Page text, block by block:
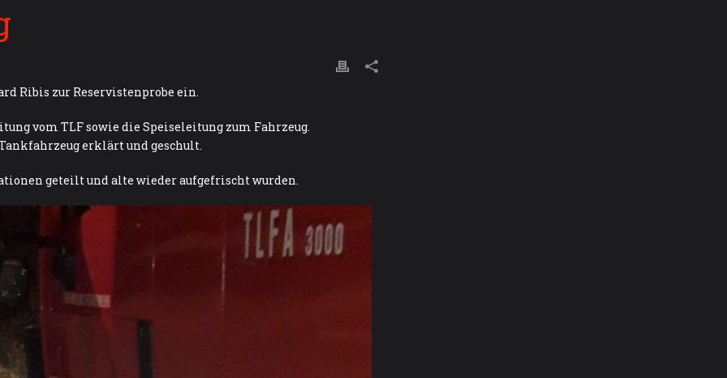
Ribis zur Reservistenprobe ein.
vom TLF sowie die Speiseleitung zum Fahrzeug.
erklärt und geschult.
geteilt und alte wieder aufgefrischt wurden.